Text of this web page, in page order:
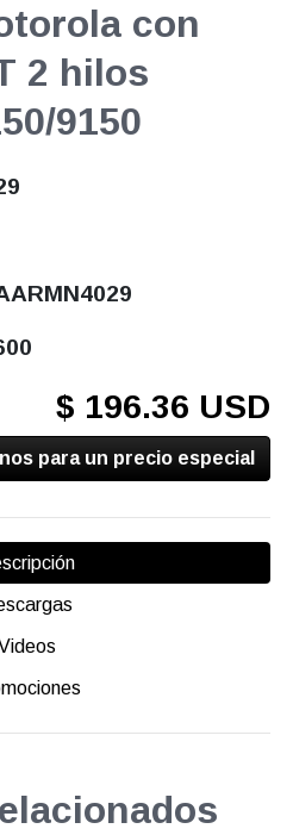
con
2 hilos
9150
$ 196.36 USD
para un precio especial